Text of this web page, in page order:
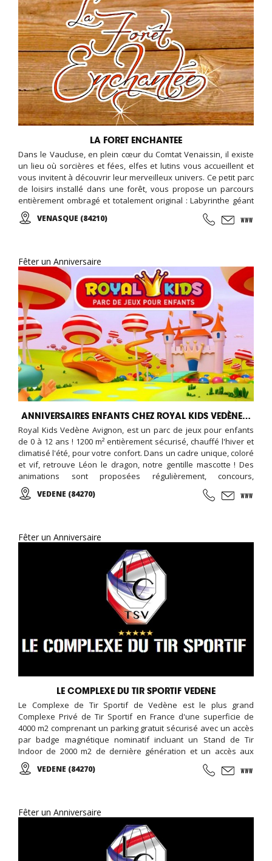
LA FORET ENCHANTEE
Dans le Vaucluse, en plein cœur du Comtat Venaissin, il existe
un lieu où sorcières et fées, elfes et lutins vous accueillent et
vous invitent à découvrir leur merveilleux univers. Ce petit parc
de loisirs installé dans une forêt, vous propose un parcours
entièrement ombragé et totalement original : Labyrinthe géant
en bois, installations accrobranches pour les plus jeunes,
énigmes à résoudre, jeux d’observations, ici tout est fait pour
VENASQUE (84210)
Fêter un Anniversaire
ANNIVERSAIRES ENFANTS CHEZ ROYAL KIDS VEDÈNE AVIGNON
Royal Kids Vedène Avignon, est un parc de jeux pour enfants
de 0 à 12 ans ! 1200 m² entièrement sécurisé, chauffé l'hiver et
climatisé l'été, pour votre confort. Dans un cadre unique, coloré
et vif, retrouve Léon le dragon, notre gentille mascotte ! Des
animations sont proposées régulièrement, concours,
maquillage,... Réservez un ROYAL ANNIVERSAIRE...
VEDENE (84270)
Fêter un Anniversaire
LE COMPLEXE DU TIR SPORTIF VEDENE
Le Complexe de Tir Sportif de Vedène est le plus grand
Complexe Privé de Tir Sportif en France d'une superficie de
4000 m2 comprenant un parking gratuit sécurisé avec un accès
par badge magnétique nominatif incluant un Stand de Tir
Indoor de 2000 m2 de dernière génération et un accès aux
personnes à mobilité réduite. Stand de Tir, Compétitions,
entraînements pour les Forces de l'ordre et les Chasseurs,
VEDENE (84270)
Fêter un Anniversaire